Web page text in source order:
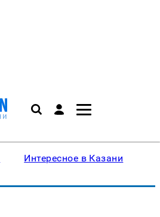
Интересное в Казани